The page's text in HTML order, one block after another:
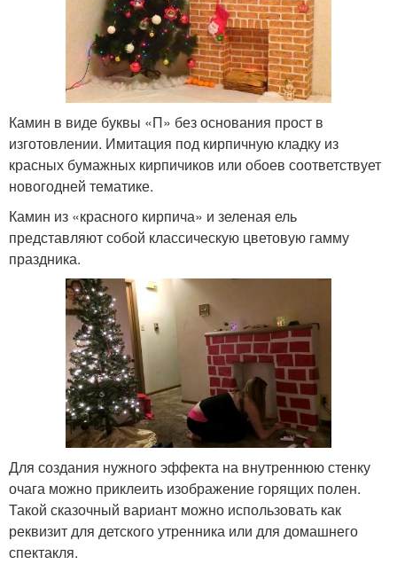
Камин в виде буквы «П» без основания прост в
изготовлении. Имитация под кирпичную кладку из
красных бумажных кирпичиков или обоев соответствует
новогодней тематике.
Камин из «красного кирпича» и зеленая ель
представляют собой классическую цветовую гамму
праздника.
Для создания нужного эффекта на внутреннюю стенку
очага можно приклеить изображение горящих полен.
Такой сказочный вариант можно использовать как
реквизит для детского утренника или для домашнего
спектакля.